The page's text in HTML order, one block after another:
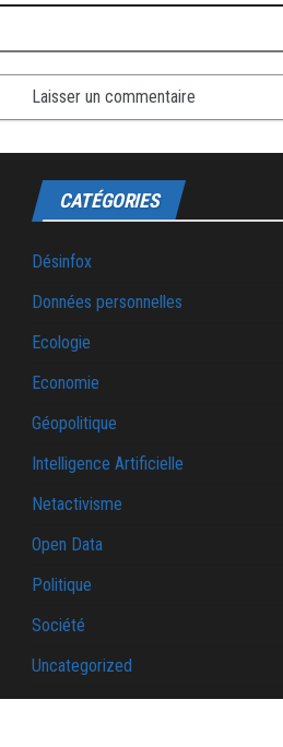
CATÉGORIES
Désinfox
Données personnelles
Ecologie
Economie
Géopolitique
Intelligence Artificielle
Netactivisme
Open Data
Politique
Société
Uncategorized
Une